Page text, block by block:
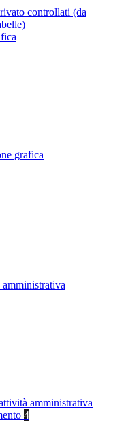
controllati (da
grafica
amministrativa
4